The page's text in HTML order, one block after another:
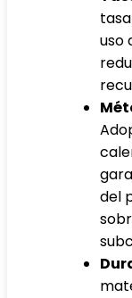
uso
del